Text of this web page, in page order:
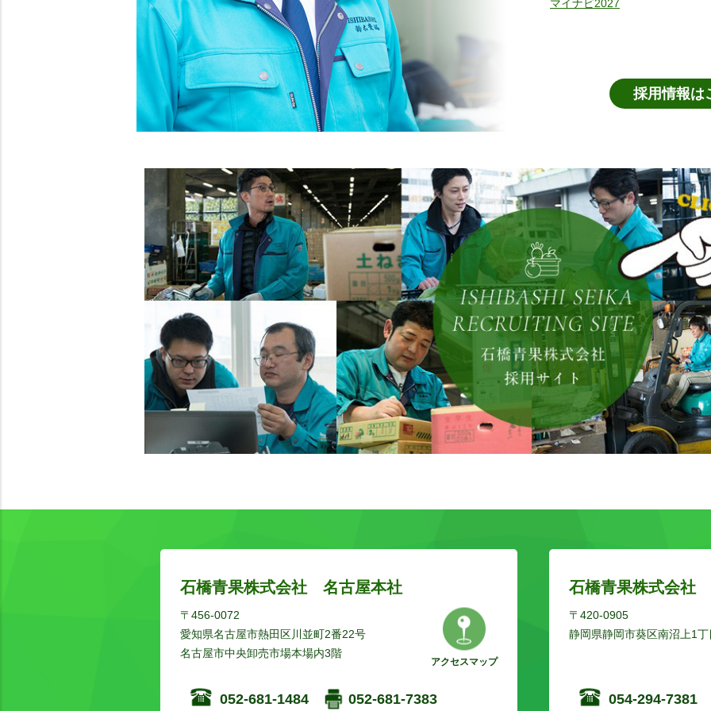
採用情報は
石橋青果株式会社 名古屋本社
〒456-0072
愛知県名古屋市熱田区川並町2番22号
名古屋市中央卸売市場本場内3階
アクセスマップ
052-681-1484 052-681-7383
石橋青果株式会社
〒420-0905
静岡県静岡市葵区南沼上1
054-294-7381